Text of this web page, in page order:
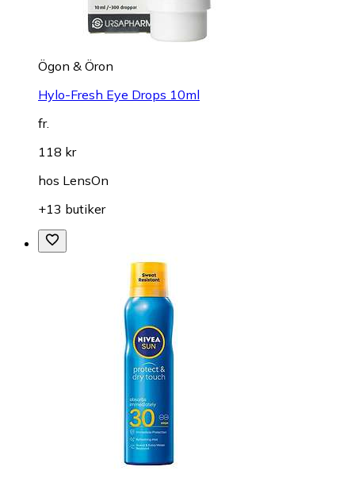
Ögon & Öron
Hylo-Fresh Eye Drops 10ml
fr.
118 kr
hos LensOn
+13 butiker